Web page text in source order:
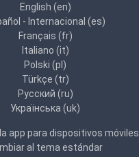
English ‎(en)‎
- Internacional ‎(es)‎
Français ‎(fr)‎
Italiano ‎(it)‎
Polski ‎(pl)‎
Türkçe ‎(tr)‎
Русский ‎(ru)‎
Українська ‎(uk)‎
app para dispositivos móviles
al tema estándar